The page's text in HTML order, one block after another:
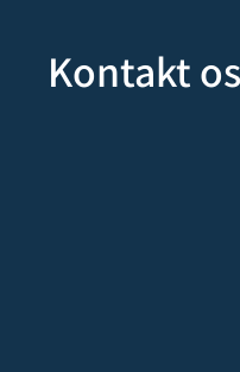
Kontakt